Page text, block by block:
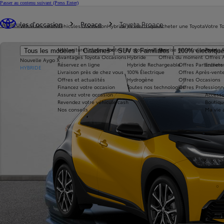
Passer au contenu suivant (Press Enter)
Véhicules neufs
Tous les modèles Citadines SUV & Familiales 100%
Nouvelle Aygo X
HYBRIDE
Véhicules d'occasion
Nos voitures d'occasion
Avantages Toyota Occasions
Réservez en ligne
Livraison près de chez vous
Offres et actualités
Financez votre occasion
Assurez votre occasion
Revendez votre véhicule cash
Nos conseils
Hybride et électrique
Toutes les motorisations
Hybride
Hybride Rechargeable
100% Électrique
Hydrogène
Toutes nos technologies
Acheter une Toyota
Reprise de votre voiture
Offres du moment
Offres Particuliers
Offres Après-
Offres Occasions
Offres
Votre
Toyota
Offres
Ma vie
Véhicules d'occasion Proace Toyota Proace